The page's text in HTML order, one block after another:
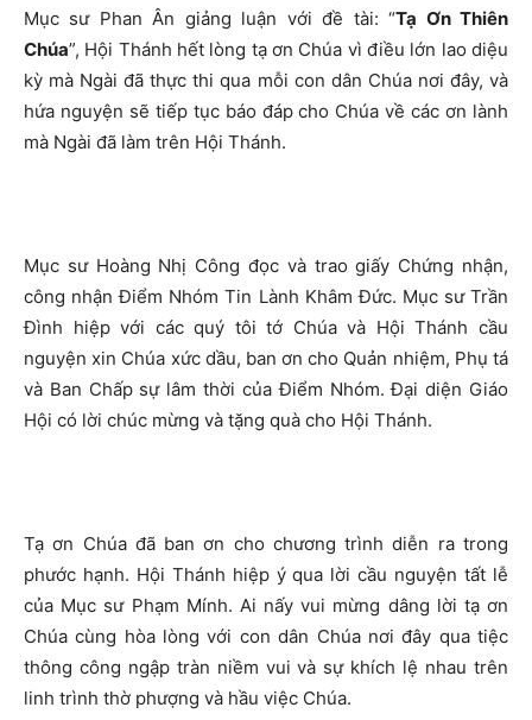
Mục sư Phan Ân giảng luận với đề tài: “Tạ Ơn Thiên
Chúa”, Hội Thánh hết lòng tạ ơn Chúa vì điều lớn lao diệu
kỳ mà Ngài đã thực thi qua mỗi con dân Chúa nơi đây, và
hứa nguyện sẽ tiếp tục báo đáp cho Chúa về các ơn lành
mà Ngài đã làm trên Hội Thánh.
Mục sư Hoàng Nhị Công đọc và trao giấy Chứng nhận,
công nhận Điểm Nhóm Tin Lành Khâm Đức. Mục sư Trần
Đình hiệp với các quý tôi tớ Chúa và Hội Thánh cầu
nguyện xin Chúa xức dầu, ban ơn cho Quản nhiệm, Phụ tá
và Ban Chấp sự lâm thời của Điểm Nhóm. Đại diện Giáo
Hội có lời chúc mừng và tặng quà cho Hội Thánh.
Tạ ơn Chúa đã ban ơn cho chương trình diễn ra trong
phước hạnh. Hội Thánh hiệp ý qua lời cầu nguyện tất lễ
của Mục sư Phạm Mính. Ai nấy vui mừng dâng lời tạ ơn
Chúa cùng hòa lòng với con dân Chúa nơi đây qua tiệc
thông công ngập tràn niềm vui và sự khích lệ nhau trên
linh trình thờ phượng và hầu việc Chúa.